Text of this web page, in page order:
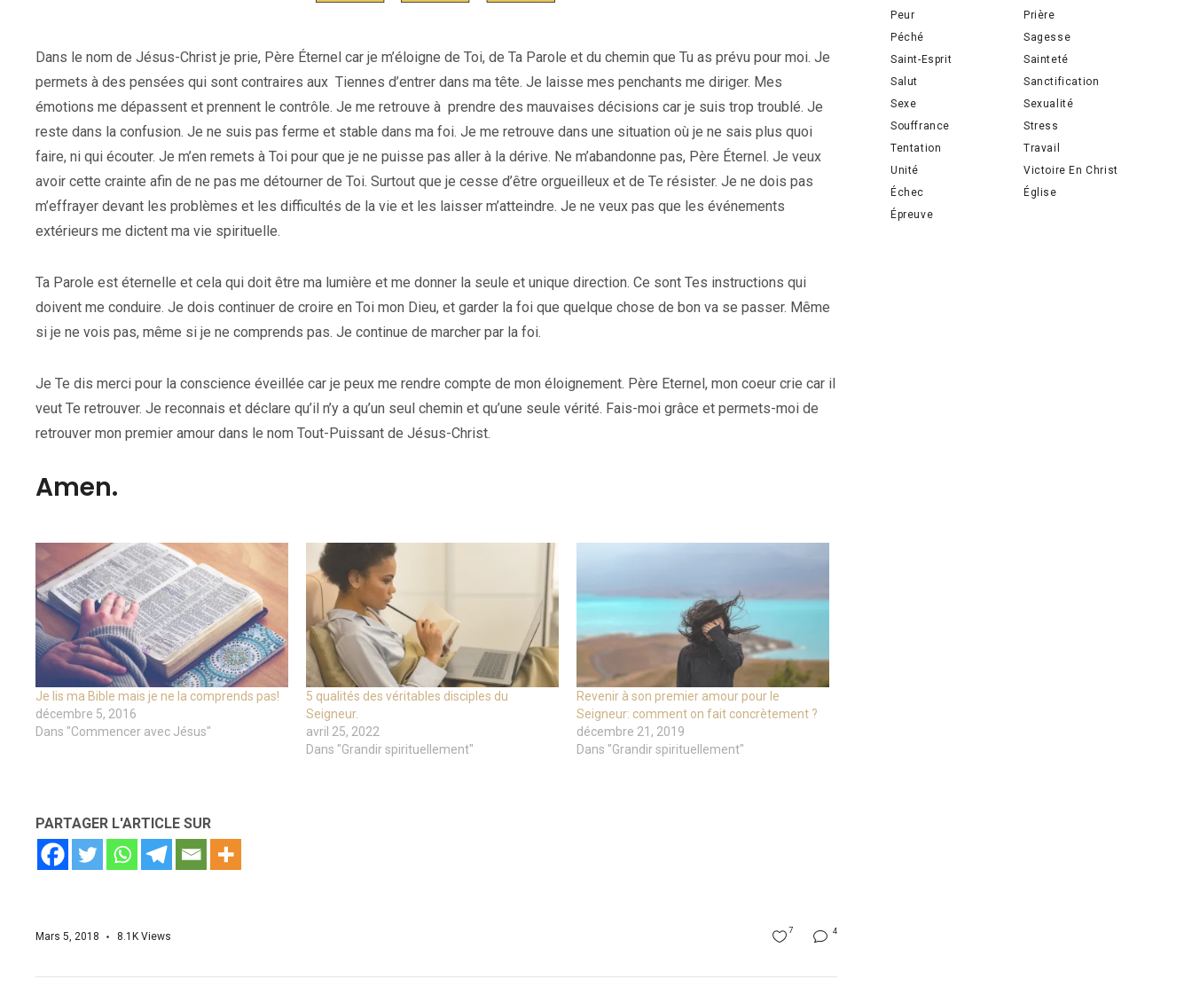
Dans le nom de Jésus-Christ je prie, Père Éternel car je m’éloigne de Toi, de Ta Parole et du chemin que Tu as prévu pour moi. Je
permets à des pensées qui sont contraires aux Tiennes d’entrer dans ma tête. Je laisse mes penchants me diriger. Mes
émotions me dépassent et prennent le contrôle. Je me retrouve à prendre des mauvaises décisions car je suis trop troublé. Je
reste dans la confusion. Je ne suis pas ferme et stable dans ma foi. Je me retrouve dans une situation où je ne sais plus quoi
faire, ni qui écouter. Je m’en remets à Toi pour que je ne puisse pas aller à la dérive. Ne m’abandonne pas, Père Éternel. Je veux
avoir cette crainte afin de ne pas me détourner de Toi. Surtout que je cesse d’être orgueilleux et de Te résister. Je ne dois pas
m’effrayer devant les problèmes et les difficultés de la vie et les laisser m’atteindre. Je ne veux pas que les événements
extérieurs me dictent ma vie spirituelle.
Ta Parole est éternelle et cela qui doit être ma lumière et me donner la seule et unique direction. Ce sont Tes instructions qui
doivent me conduire. Je dois continuer de croire en Toi mon Dieu, et garder la foi que quelque chose de bon va se passer. Même
si je ne vois pas, même si je ne comprends pas. Je continue de marcher par la foi.
Je Te dis merci pour la conscience éveillée car je peux me rendre compte de mon éloignement. Père Eternel, mon coeur crie car il
veut Te retrouver. Je reconnais et déclare qu’il n’y a qu’un seul chemin et qu’une seule vérité. Fais-moi grâce et permets-moi de
retrouver mon premier amour dans le nom Tout-Puissant de Jésus-Christ.
Amen.
Je lis ma Bible mais je ne la comprends pas!
décembre 5, 2016
Dans "Commencer avec Jésus"
5 qualités des véritables disciples du
Seigneur.
avril 25, 2022
Dans "Grandir spirituellement"
Revenir à son premier amour pour le
Seigneur: comment on fait concrètement ?
décembre 21, 2019
Dans "Grandir spirituellement"
PARTAGER L'ARTICLE SUR
Mars 5, 2018 8.1K Views 4
7
Peur
Prière
Péché
Sagesse
Saint-Esprit
Sainteté
Salut
Sanctification
Sexe
Sexualité
Souffrance
Stress
Tentation
Travail
Unité
Victoire En Christ
Échec
Église
Épreuve